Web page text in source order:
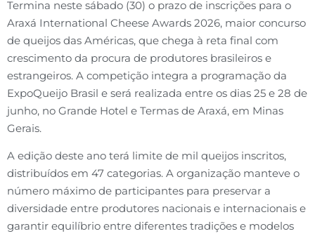
Termina neste sábado (30) o prazo de inscrições para o
Araxá International Cheese Awards 2026, maior concurso
de queijos das Américas, que chega à reta final com
crescimento da procura de produtores brasileiros e
estrangeiros. A competição integra a programação da
ExpoQueijo Brasil e será realizada entre os dias 25 e 28 de
junho, no Grande Hotel e Termas de Araxá, em Minas
Gerais.
A edição deste ano terá limite de mil queijos inscritos,
distribuídos em 47 categorias. A organização manteve o
número máximo de participantes para preservar a
diversidade entre produtores nacionais e internacionais e
garantir equilíbrio entre diferentes tradições e modelos